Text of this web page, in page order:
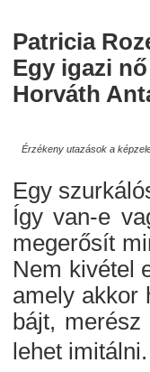
Patricia
Egy igazi nő
Horváth
Érzékeny utazások a
Egy
Így van-e
megerősít
Nem kivétel
amely akkor
bájt, merész
lehet